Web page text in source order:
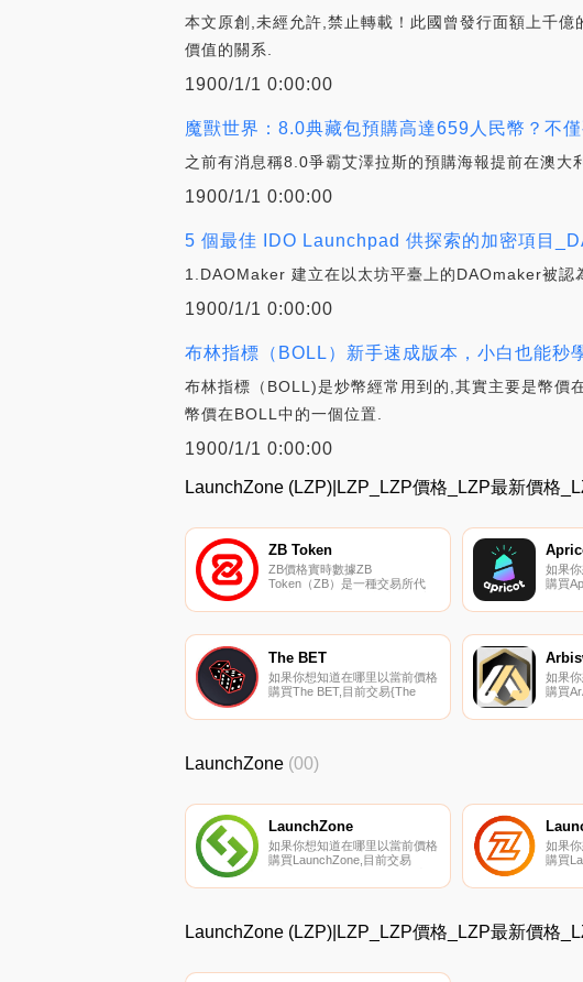
本文原創,未經允許,禁止轉載！此國曾發行面額上千
價值的關系.
1900/1/1 0:00:00
魔獸世界：8.0典藏包預購高達659人民幣？不
之前有消息稱8.0爭霸艾澤拉斯的預購海報提前在澳
1900/1/1 0:00:00
5 個最佳 IDO Launchpad 供探索的加密項目
1.DAOMaker 建立在以太坊平臺上的DAOmaker被認
1900/1/1 0:00:00
布林指標（BOLL）新手速成版本，小白也能秒
布林指標（BOLL)是炒幣經常用到的,其實主要是幣價
幣價在BOLL中的一個位置.
1900/1/1 0:00:00
LaunchZone (LZP)|LZP_LZP價格_LZP最新價格
ZB Token
ZB價格實時數據ZB
Token（ZB）是一種交易所代
易所的本地貨幣。ZB可用于購
前訪問特殊的｛ZB}啟動板活
動、從季節性回購中獲得加密貨
幣獎勵,以及與｛ZB’交易所上市
的其他加密貨幣進行交易.
如果
購買
密貨
其他
杠桿
議.
The BET
如果你想知道在哪里以當前價格
購買The BET,目前交易{The
所是Uniswap（V2）。您可以在
Web3設計的玩家對玩家
（PVP）體育平臺.
如果
購買
股票
LaunchZone (00)
LaunchZone
如果你想知道在哪里以當前價格
購買LaunchZone,目前交易
貨幣交易所是MEXC。您可以在
如果
購買
級加
貨幣交
表。
LaunchZone (LZP)|LZP_LZP價格_LZP最新價格